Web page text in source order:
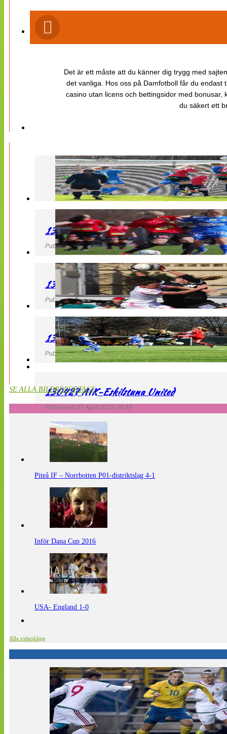
Det är ett måste att du känner dig trygg med
det vanliga. Hos oss på Damfotboll får du
casino utan licens och bettingsidor med
du säkert ett
130427 LB 07 – QBIK
Publicerad 27 April 2013, 22:40
130427 IF Limhamn Bunkeflo – QBIK
Publicerad 27 April 2013, 21:10
130427 LdB FC Malmö – Mallbackens IF
Publicerad 27 April 2013, 20:54
130427 AIK-Eskilstuna United
Publicerad 27 April 2013, 20:48
SE ALLA BILDREPORTAGE
Piteå IF – Norrbotten P01-distriktslag 4-1
Inför Dana Cup 2016
USA- England 1-0
Alla videoklipp